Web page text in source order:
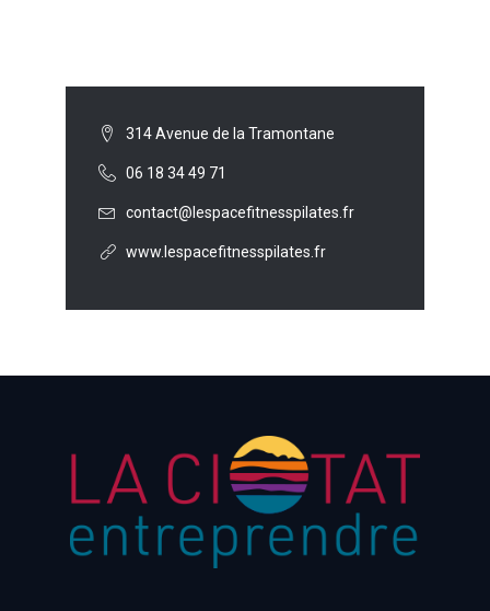
314 Avenue de la Tramontane
06 18 34 49 71
contact@lespacefitnesspilates.fr
www.lespacefitnesspilates.fr